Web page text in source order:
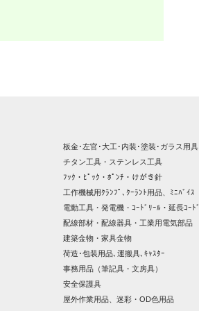
板金･左官･大工･内装･塗装･ガラス用具
チタン工具・ステンレス工具
ﾌｯｸ・ﾋﾟｯｸ・ﾎﾟﾝﾁ・けがき針
工作機械用ｸﾗﾝﾌﾟ､ｸｰﾗﾝﾄ用品、ﾐﾆﾊﾞｲｽ
電動工具・発電機・ｺｰﾄﾞﾘｰﾙ・延長ｺｰﾄﾞ
配線部材・配線器具・工業用電気部品
建築金物・家具金物
荷造･包装用品､運搬具､ｷｬｽﾀｰ
事務用品（筆記具・文房具）
安全保護具
屋外作業用品、迷彩・OD色用品